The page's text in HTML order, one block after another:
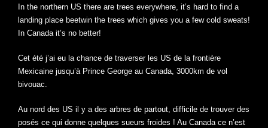
In the northern US there are trees everywhere, it’s hard to find a
landing place beetwin the trees which gives you a few cold sweats!
In Canada it’s no better!
Cet été j’ai eu la chance de traverser les US de la frontière
Mexicaine jusqu’à Prince George au Canada, 3000km de vol
bivouac.
Au nord des US il y a des arbres de partout, difficile de trouver des
posés ce qui donne quelques sueurs froides ! Au Canada ce n’est